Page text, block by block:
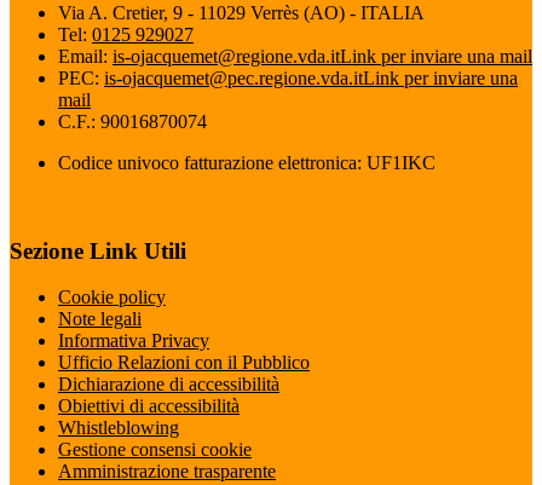
Via A. Cretier, 9 - 11029 Verrès (AO) - ITALIA
Tel: 0125 929027
Email: is-ojacquemet@regione.vda.itLink per inviare una mail
PEC: is-ojacquemet@pec.regione.vda.itLink per inviare una
mail
C.F.: 90016870074
Codice univoco fatturazione elettronica: UF1IKC
Sezione Link Utili
Cookie policy
Note legali
Informativa Privacy
Ufficio Relazioni con il Pubblico
Dichiarazione di accessibilità
Obiettivi di accessibilità
Whistleblowing
Gestione consensi cookie
Amministrazione trasparente